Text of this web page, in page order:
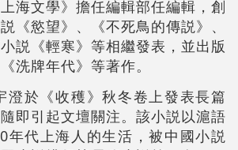
海文學》擔任編輯部任編輯，創
《慾望》、《不死鳥的傳説》、
説《輕寒》等相繼發表，並出版
洗牌年代》等著作。
澄於《收穫》秋冬卷上發表長篇
即引起文壇關注。該小説以滬語
年代上海人的生活，被中國小説